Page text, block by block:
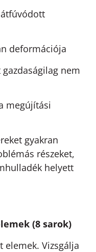
deformációja
nem
megújítási
gyakran
részeket,
helyett
(8 sarok)
elemek. Vizsgálja